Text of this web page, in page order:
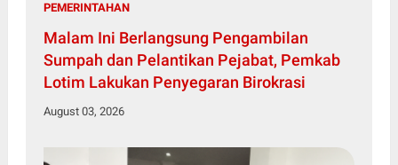
PEMERINTAHAN
Malam Ini Berlangsung Pengambilan
Sumpah dan Pelantikan Pejabat, Pemkab
Lotim Lakukan Penyegaran Birokrasi
August 03, 2026